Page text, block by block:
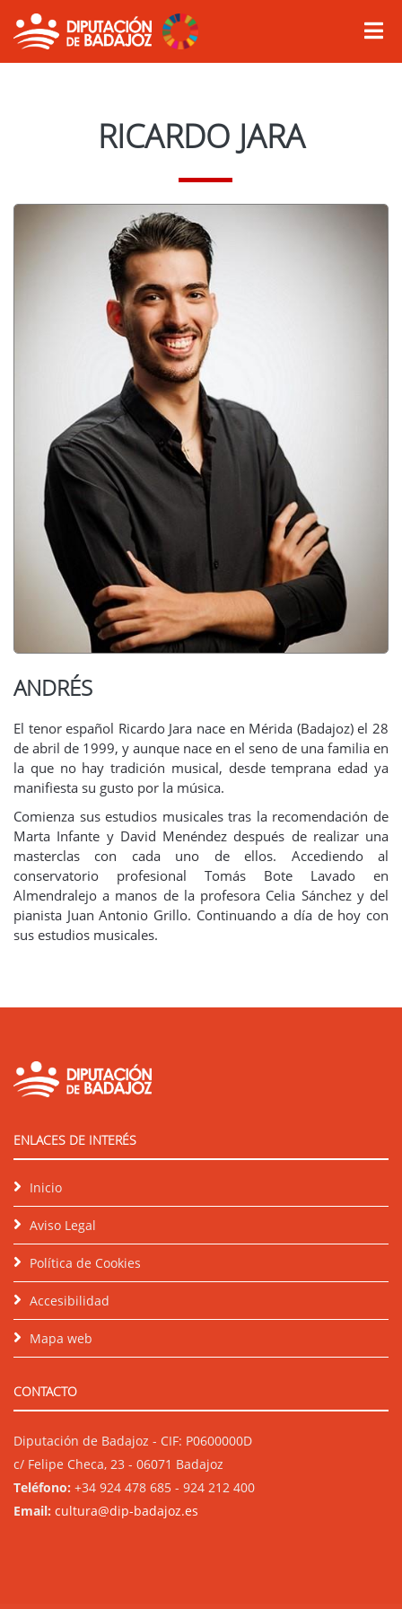
RICARDO JARA
ANDRÉS
El tenor español Ricardo Jara nace en Mérida (Badajoz) el 28
de abril de 1999, y aunque nace en el seno de una familia en
la que no hay tradición musical, desde temprana edad ya
manifiesta su gusto por la música.
Comienza sus estudios musicales tras la recomendación de
Marta Infante y David Menéndez después de realizar una
masterclas con cada uno de ellos. Accediendo al
conservatorio profesional Tomás Bote Lavado en
Almendralejo a manos de la profesora Celia Sánchez y del
pianista Juan Antonio Grillo. Continuando a día de hoy con
sus estudios musicales.
ENLACES DE INTERÉS
Inicio
Aviso Legal
Política de Cookies
Accesibilidad
Mapa web
CONTACTO
Diputación de Badajoz - CIF: P0600000D
c/ Felipe Checa, 23 - 06071 Badajoz
Teléfono: +34 924 478 685 - 924 212 400
Email: cultura@dip-badajoz.es